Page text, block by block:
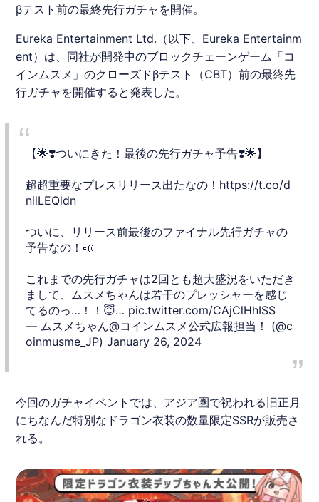
βテスト前の最終先行ガチャを開催。
Eureka Entertainment Ltd.（以下、Eureka Entertainm
ent）は、同社が開発中のブロックチェーンゲーム「コ
インムスメ 」のクローズドβテスト（CBT）前の最終先
行ガチャを開催すると発表した​​。
【🌟❣️ついにきた！最後の先行ガチャ予告❣️🌟】
超超重要なプレスリリース出たなの！ https://t.co/d
nilLEQldn
ついに、リリース前最後のファイナル先行ガチャの
予告なの！📣
これまでの先行ガチャは2回とも超大盛況をいただき
まして、ムスメちゃんは若干のプレッシャーを感じ
てるのっ…！！😇… pic.twitter.com/CAjClHhISS
— ムスメちゃん@コインムスメ公式広報担当！ (@c
oinmusme_JP)January 26, 2024
今回のガチャイベントでは、アジア圏で祝われる旧正月
にちなんだ特別なドラゴン衣装の数量限定SSRが販売さ
れる。